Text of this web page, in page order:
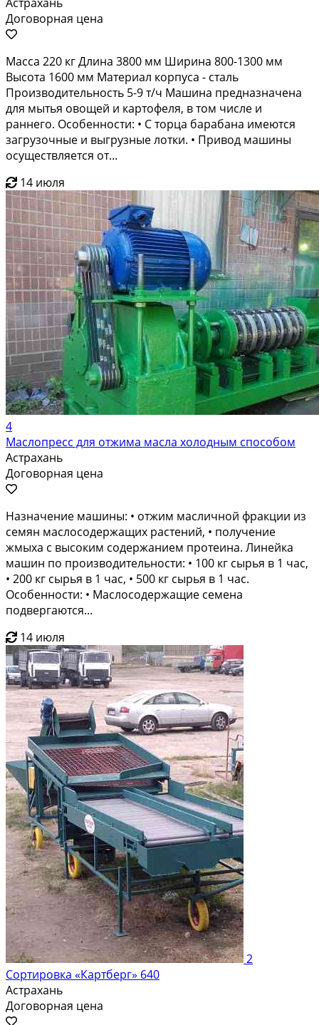
Договорная цена
Масса 220 кг Длина 3800 мм Ширина 800-1300 мм
Высота 1600 мм Материал корпуса - сталь
Производительность 5-9 т/ч Машина предназначена
для мытья овощей и картофеля, в том числе и
раннего. Особенности: • С торца барабана имеются
загрузочные и выгрузные лотки. • Привод машины
осуществляется от...
14 июля
4
Маслопресс для отжима масла холодным способом
Астрахань
Договорная цена
Назначение машины: • отжим масличной фракции из
семян маслосодержащих растений, • получение
жмыха с высоким содержанием протеина. Линейка
машин по производительности: • 100 кг сырья в 1 час,
• 200 кг сырья в 1 час, • 500 кг сырья в 1 час.
Особенности: • Маслосодержащие семена
подвергаются...
14 июля
2
Сортировка «Картберг» 640
Астрахань
Договорная цена